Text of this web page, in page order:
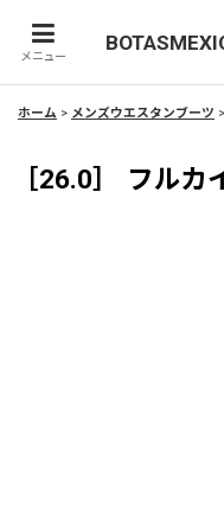
メニュー
ホーム > メンズウエスタンブーツ >
［26.0］ フル